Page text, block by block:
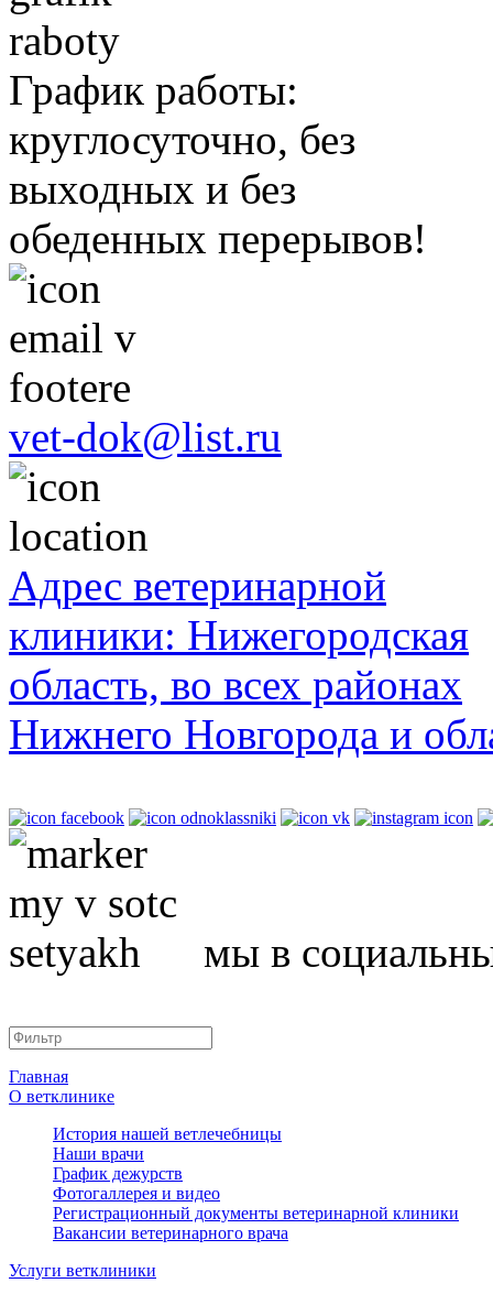
График работы:
круглосуточно, без
выходных и без
обеденных перерывов!
vet-dok@list.ru
Адрес ветеринарной
клиники: Нижегородская
область, во всех районах
Нижнего Новгорода и
мы в
Главная
О ветклинике
История нашей ветлечебницы
Наши врачи
График дежурств
Фотогаллерея и видео
Регистрационный документы ветеринарной клиники
Вакансии ветеринарного врача
Услуги ветклиники